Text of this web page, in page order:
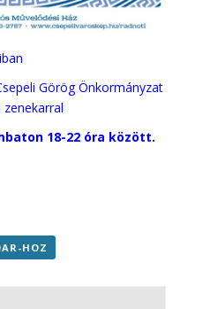
Görög Önkormányzat
18-22 óra között.
HOZ